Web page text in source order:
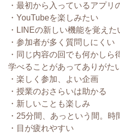
・最初から入っているアプリ
・ YouTubeを楽しみたい
・ LINEの新しい機能を覚えた
・ 参加者が多く質問しにく い
・同じ内容の回でも何かしら
学べることがあってありがた
・楽しく参加、よい企画
・授業のおさらいは助かる
・新しいことも楽しみ
・ 25分間、あっという間。 時
・目が疲れやすい